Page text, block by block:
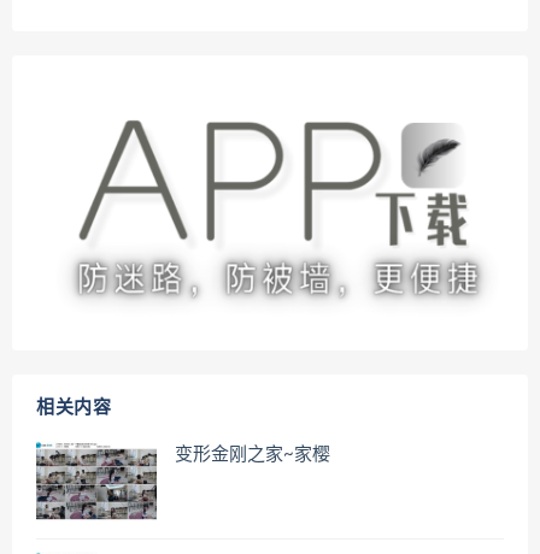
相关内容
变形金刚之家~家樱